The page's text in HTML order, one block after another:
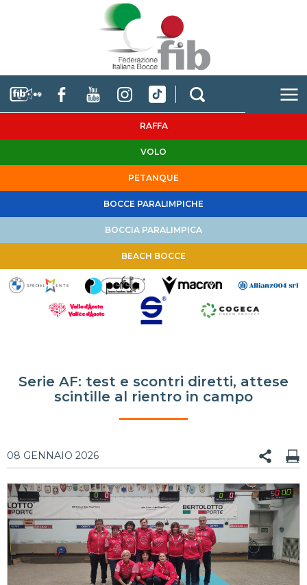
RAFFA
VOLO
PETANQUE
BOCCE PARALIMPICHE
BOCCIA PARALIMPICA
BEACH BOCCE
Serie AF: test e scontri diretti, attese
scintille al rientro in campo
08 GENNAIO 2026